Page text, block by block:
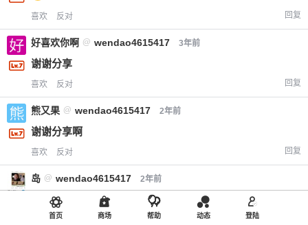
喜欢 反对 回复
好喜欢你啊 @ wendao4615417 3年前
谢谢分享
喜欢 反对 回复
熊又果 @ wendao4615417 2年前
谢谢分享啊
喜欢 反对 回复
岛 @ wendao4615417 2年前
性交人 剛田五朗
反对
首页 商场 帮助 动态 登陆